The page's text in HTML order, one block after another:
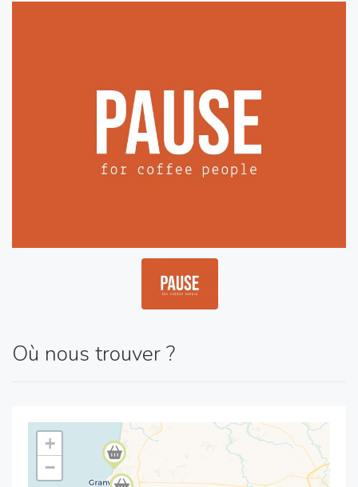
Où nous trouver ?
+
−